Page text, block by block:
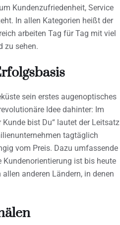
Kundenzufriedenheit, Service
In allen Kategorien heißt der
arbeiten Tag für Tag mit viel
zu sehen.
sein erstes augenoptisches
Idee dahinter: Im
bist Du“ lautet der Leitsatz
tagtäglich
vom Preis. Dazu umfassende
Kundenorientierung ist bis heute
anderen Ländern, in denen